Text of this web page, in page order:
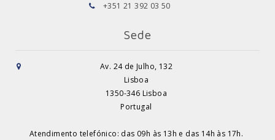
+351 21 392 03 50
Sede
Av. 24 de Julho, 132
Lisboa
1350-346 Lisboa
Portugal
Atendimento telefónico: das 09h às 13h e das 14h às 17h.